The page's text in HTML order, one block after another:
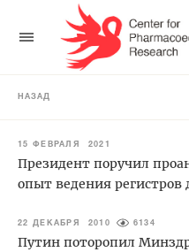
НАЗАД
15 ФЕВРАЛЯ 2021
Президент поручил
опыт ведения регистров
22 ДЕКАБРЯ 2010 6134
Путин поторопил